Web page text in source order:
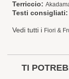
Terriccio:
Testi consigliati:
Vedi tutti i Fiori &
TI